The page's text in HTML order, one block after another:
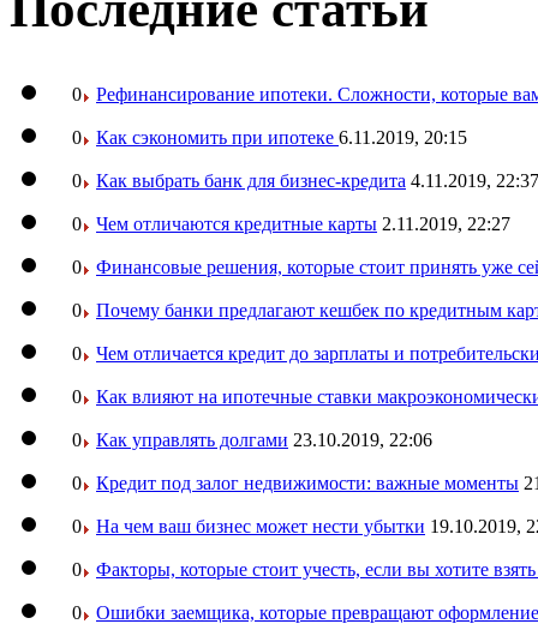
0 Рефинансирование ипотеки. Сложности, которые
0 Как сэкономить при ипотеке 6.11.2019, 20:15
0 Как выбрать банк для бизнес-кредита 4.11.2019, 22:37
0 Чем отличаются кредитные карты 2.11.2019, 22:27
0 Финансовые решения, которые стоит принять уже
0 Почему банки предлагают кешбек по кредитным
0 Чем отличается кредит до зарплаты и
0 Как влияют на ипотечные ставки
0 Как управлять долгами 23.10.2019, 22:06
0 Кредит под залог недвижимости: важные моменты
0 На чем ваш бизнес может нести убытки 19.10.2019,
0 Факторы, которые стоит учесть, если вы хотите
0 Ошибки заемщика, которые превращают оформление